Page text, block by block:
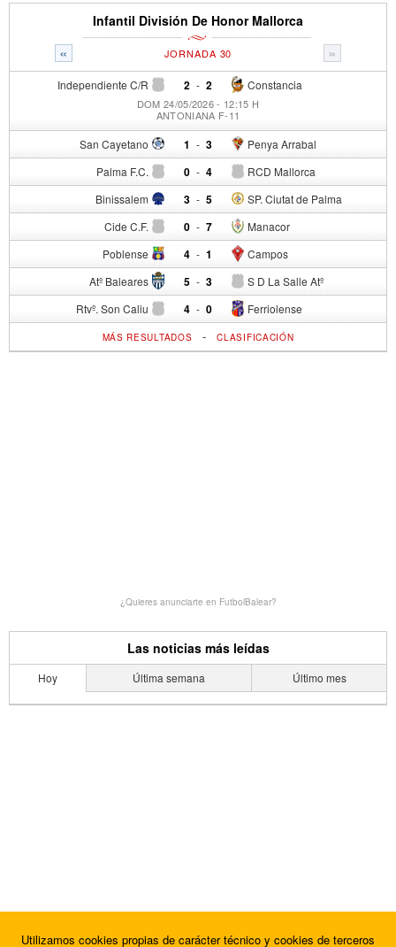
Infantil División De Honor Mallorca
« »
JORNADA 30
Independiente C/R 2 - Constancia
2
DOM 24/05/2026 - 12:15 H
ANTONIANA F-11
San Cayetano 1 - Penya Arrabal
3
Palma F.C. 0 - RCD Mallorca
4
Binissalem 3 - SP. Ciutat de Palma
5
Cide C.F. 0 - Manacor
7
Poblense 4 - Campos
1
Atº Baleares 5 - S D La Salle Atº
3
Rtvº. Son Caliu 4 - Ferriolense
0
MÁS RESULTADOS -CLASIFICACIÓN
¿Quieres anunciarte en FutbolBalear?
Las noticias más leídas
Hoy Última semana Último mes
Utilizamos cookies propias de carácter técnico y cookies de terceros